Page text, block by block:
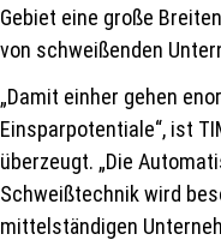
Gebiet eine große
von schweißenden
„Damit einher gehen
Einsparpotentiale“, ist
überzeugt. „Die
Schweißtechnik wird
mittelständigen